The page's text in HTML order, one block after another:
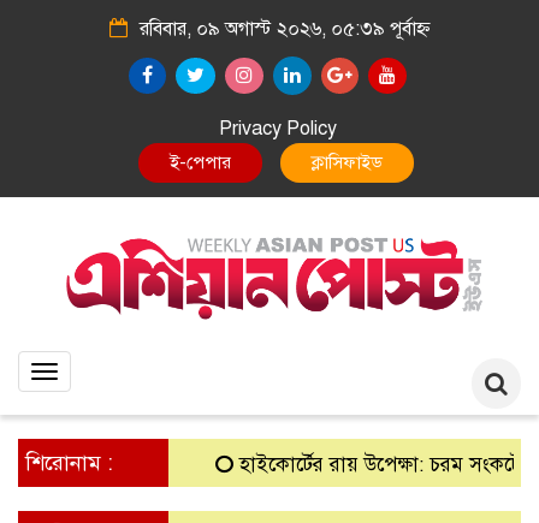
রবিবার, ০৯ অগাস্ট ২০২৬, ০৫:৩৯ পূর্বাহ্ন
Privacy Policy
E-Paper Classified
Toggle
শিরোনাম : হাইকোর্টের রায় উপেক্ষা: চরম সংকটে